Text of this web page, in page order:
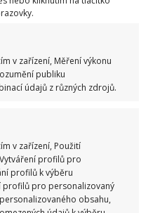
v zařízení, Měření výkonu
publiku
údajů z různých zdrojů.
v zařízení, Použití
profilů pro
profilů k výběru
profilů pro personalizovaný
obsahu,